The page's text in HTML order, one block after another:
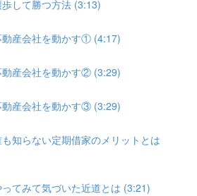
して勝つ方法 (3:13)
産会社を動かす① (4:17)
産会社を動かす② (3:29)
産会社を動かす③ (3:29)
知らない定期借家のメリットとは
てみて気づいた近道とは (3:21)